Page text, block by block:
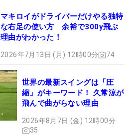
マキロイがドライバーだけやる独特
な右足の使い方 余裕で300y飛ぶ
理由がわかった！
2026年7月13日 (月) 12時00分 74
世界の最新スイングは「圧
縮」がキーワード！ 久常涼が
飛んで曲がらない理由
2026年8月7日 (金) 12時00分
35